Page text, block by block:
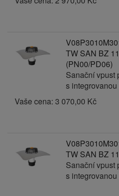
TW SAN BZ
(PN00/PD06)
Sanační vpust
s
Vaše cena: 3 070,00 Kč
TW SAN BZ
Sanační vpust
s